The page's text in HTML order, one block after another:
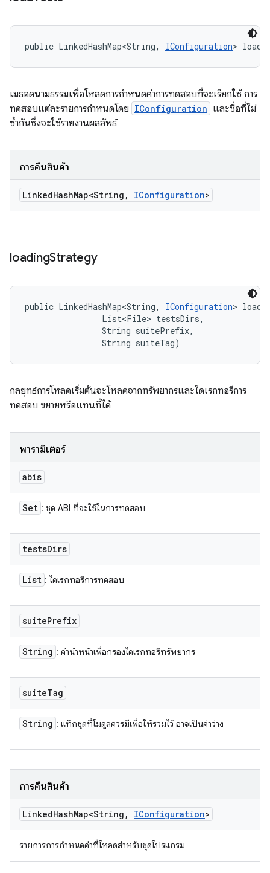
public LinkedHashMap<String, IConfiguration>
เมธอดนามธรรมเพื่อโหลดการกำหนดค่าการทดสอบที่จะเรียกใช้ การ
ทดสอบแต่ละรายการกำหนดโดย IConfiguration และชื่อที่ไม่
ซ้ำกันซึ่งจะใช้รายงานผลลัพธ์
การคืนสินค้า
LinkedHashMap<String , IConfiguration>
loadingStrategy
public LinkedHashMap<String, IConfiguration>
                List<File> testsDirs,
                String suitePrefix,
                String suiteTag)
กลยุทธ์การโหลดเริ่มต้นจะโหลดจากทรัพยากรและไดเรกทอรีการ
ทดสอบ ขยายหรือแทนที่ได้
พารามิเตอร์
abis
Set : ชุด ABI ที่จะใช้ในการทดสอบ
testsDirs
List : ไดเรกทอรีการทดสอบ
suitePrefix
String : คำนำหน้าเพื่อกรองไดเรกทอรีทรัพยากร
suiteTag
String : แท็กชุดที่โมดูลควรมีเพื่อให้รวมไว้ อาจเป็นค่าว่าง
การคืนสินค้า
LinkedHashMap<String , IConfiguration>
รายการการกำหนดค่าที่โหลดสำหรับชุดโปรแกรม